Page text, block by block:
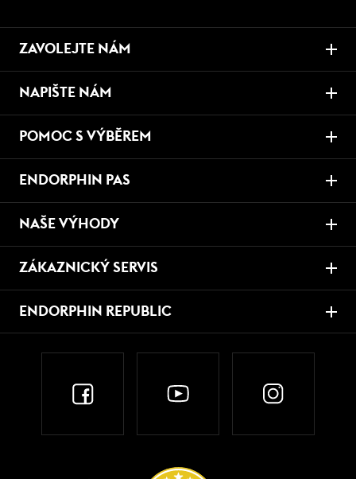
ZAVOLEJTE NÁM
NAPIŠTE NÁM
POMOC S VÝBĚREM
ENDORPHIN PAS
NAŠE VÝHODY
ZÁKAZNICKÝ SERVIS
ENDORPHIN REPUBLIC